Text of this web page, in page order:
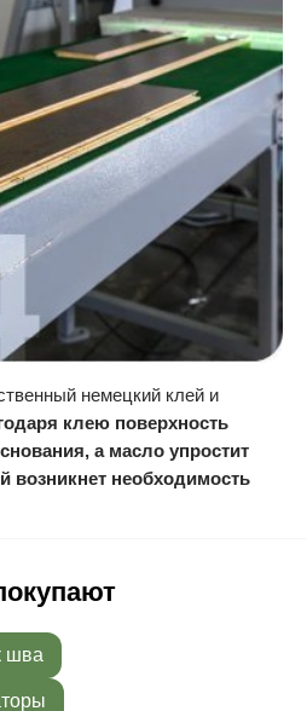
немецкий клей и
клею поверхность
а масло упростит
возникнет необходимость
шва